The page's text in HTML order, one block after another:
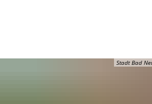
Stadt Bad